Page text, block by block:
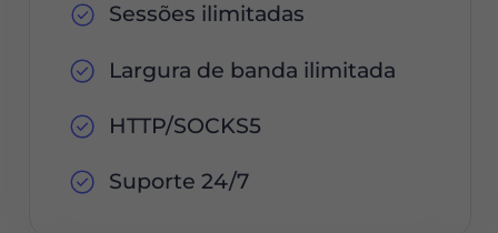
Sessões ilimitadas
Largura de banda ilimitada
HTTP/SOCKS5
Suporte 24/7